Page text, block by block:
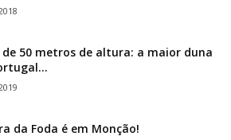
de 50 metros de altura: a maior duna
da Foda é em Monção!